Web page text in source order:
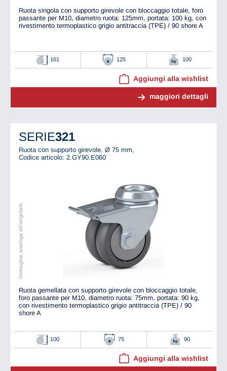
Ruota singola con supporto girevole con bloccaggio totale, foro
passante per M10, diametro ruota: 125mm, portata: 100 kg, con
rivestimento termoplastico grigio antitraccia (TPE) / 90 shore A
161 125 100
Aggiungi alla wishlist
maggiori dettagli
SERIE321
Ruota con supporto girevole, Ø 75 mm,
Codice articolo: 2.GY90.E060
Immagine analoga all'originale
Ruota gemellata con supporto girevole con bloccaggio totale,
foro passante per M10, diametro ruota: 75mm, portata: 90 kg,
con rivestimento termoplastico grigio antitraccia (TPE) / 90
shore A
100 75 90
Aggiungi alla wishlist